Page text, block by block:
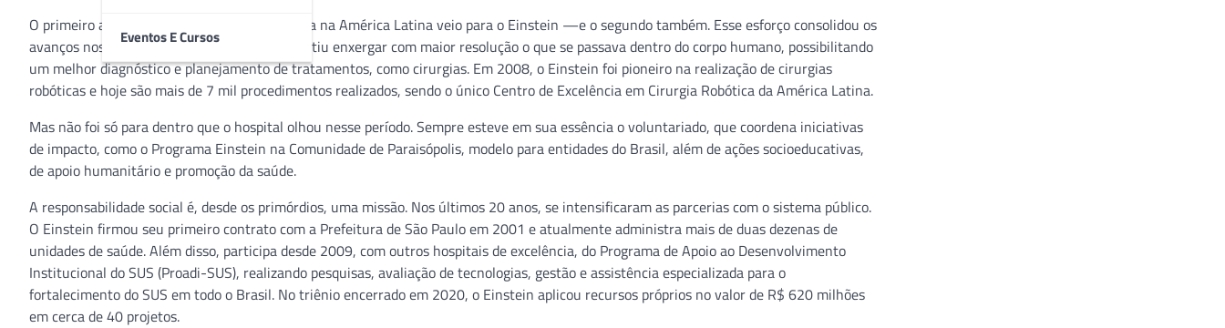
Eventos E Cursos
O primeiro aparelho de ressonância magnética na América Latina veio para o Einstein —e o segundo também. Esse esforço consolidou os
avanços nos diagnósticos por imagem e permitiu enxergar com maior resolução o que se passava dentro do corpo humano, possibilitando
um melhor diagnóstico e planejamento de tratamentos, como cirurgias. Em 2008, o Einstein foi pioneiro na realização de cirurgias
robóticas e hoje são mais de 7 mil procedimentos realizados, sendo o único Centro de Excelência em Cirurgia Robótica da América Latina.
Mas não foi só para dentro que o hospital olhou nesse período. Sempre esteve em sua essência o voluntariado, que coordena iniciativas
de impacto, como o Programa Einstein na Comunidade de Paraisópolis, modelo para entidades do Brasil, além de ações socioeducativas,
de apoio humanitário e promoção da saúde.
A responsabilidade social é, desde os primórdios, uma missão. Nos últimos 20 anos, se intensificaram as parcerias com o sistema público.
O Einstein firmou seu primeiro contrato com a Prefeitura de São Paulo em 2001 e atualmente administra mais de duas dezenas de
unidades de saúde. Além disso, participa desde 2009, com outros hospitais de excelência, do Programa de Apoio ao Desenvolvimento
Institucional do SUS (Proadi-SUS), realizando pesquisas, avaliação de tecnologias, gestão e assistência especializada para o
fortalecimento do SUS em todo o Brasil. No triênio encerrado em 2020, o Einstein aplicou recursos próprios no valor de R$ 620 milhões
em cerca de 40 projetos.